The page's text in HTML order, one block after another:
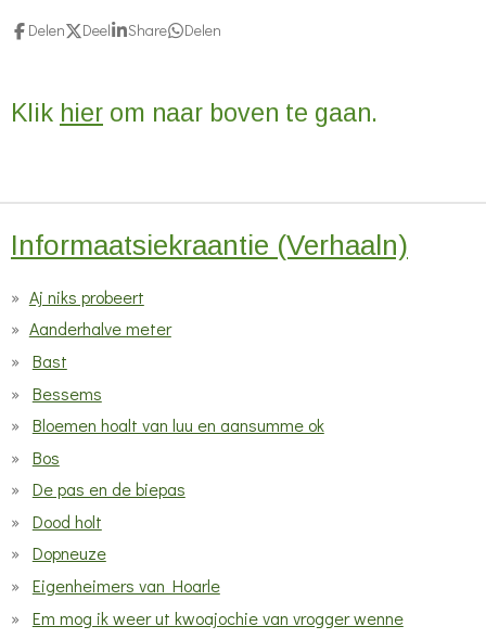
t
e
r
r
e
n
e e
r
e
r
e
r
e
r
m
e
Delen Deel Share Delen
Klik hier om naar boven te gaan.
Informaatsiekraantie (Verhaaln)
Aj niks probeert
Aanderhalve meter
Bast
Bessems
Bloemen hoalt van luu en aansumme ok
Bos
De pas en de biepas
Dood holt
Dopneuze
Eigenheimers van Hoarle
Em mog ik weer ut kwoajochie van vrogger wenne